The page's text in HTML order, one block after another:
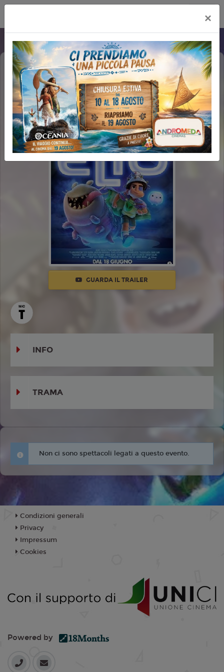
ELIO (1H40')
GUARDA IL TRAILER
INFO
TRAMA
Non ci sono spettacoli legati a questo evento.
×
Condizioni generali
Privacy
Impressum
Cookies
Powered by